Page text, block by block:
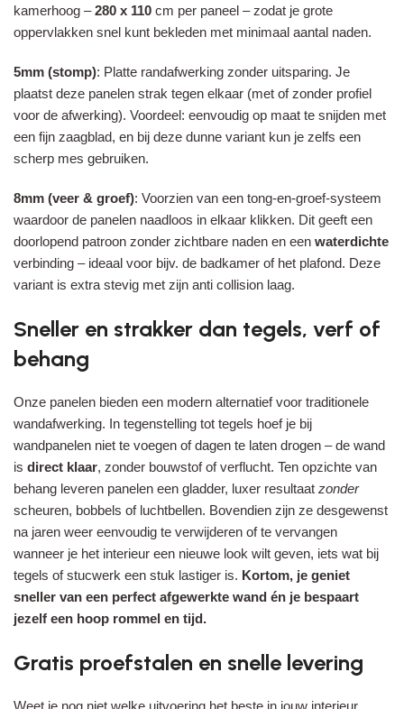
kamerhoog –280 x 110 cm per paneel – zodat je grote
oppervlakken snel kunt bekleden met minimaal aantal naden.
5mm (stomp): Platte randafwerking zonder uitsparing. Je
plaatst deze panelen strak tegen elkaar (met of zonder profiel
voor de afwerking). Voordeel: eenvoudig op maat te snijden met
een fijn zaagblad, en bij deze dunne variant kun je zelfs een
scherp mes gebruiken.
8mm (veer & groef): Voorzien van een tong-en-groef-systeem
waardoor de panelen naadloos in elkaar klikken. Dit geeft een
doorlopend patroon zonder zichtbare naden en een waterdichte
verbinding – ideaal voor bijv. de badkamer of het plafond. Deze
variant is extra stevig met zijn anti collision laag.
Sneller en strakker dan tegels, verf of
behang
Onze panelen bieden een modern alternatief voor traditionele
wandafwerking. In tegenstelling tot tegels hoef je bij
wandpanelen niet te voegen of dagen te laten drogen – de wand
is direct klaar, zonder bouwstof of verflucht. Ten opzichte van
behang leveren panelen een gladder, luxer resultaat zonder
scheuren, bobbels of luchtbellen. Bovendien zijn ze desgewenst
na jaren weer eenvoudig te verwijderen of te vervangen
wanneer je het interieur een nieuwe look wilt geven, iets wat bij
tegels of stucwerk een stuk lastiger is. Kortom, je geniet
sneller van een perfect afgewerkte wand én je bespaart
jezelf een hoop rommel en tijd.
Gratis proefstalen en snelle levering
Weet je nog niet welke uitvoering het beste in jouw interieur